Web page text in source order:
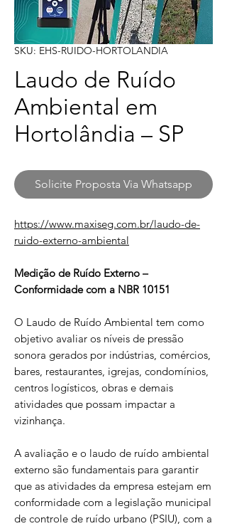
SKU: EHS-RUIDO-HORTOLANDIA
Laudo de Ruído
Ambiental em
Hortolândia – SP
Solicite Proposta Via Whatsapp
https://www.maxiseg.com.br/laudo-de-
ruido-externo-ambiental
Medição de Ruído Externo –
Conformidade com a NBR 10151
O Laudo de Ruído Ambiental tem como
objetivo avaliar os níveis de pressão
sonora gerados por indústrias, comércios,
bares, restaurantes, igrejas, condomínios,
centros logísticos, obras e demais
atividades que possam impactar a
vizinhança.
A avaliação e o laudo de ruído ambiental
externo são fundamentais para garantir
que as atividades da empresa estejam em
conformidade com a legislação municipal
de controle de ruído urbano (PSIU), com a